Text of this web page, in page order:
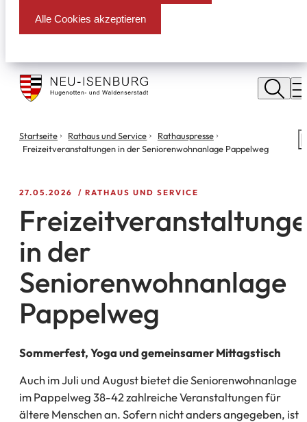
Alle Cookies akzeptieren
Stadt
Neu
Isenburg
Sie
befinden
Startseite Rathaus und Service
Rathauspresse
Freizeitveranstaltungen in der Seniorenwohnanlage Pappelweg
27.05.2026 RATHAUS UND SERVICE
in der
Seniorenwohnanlage
Pappelweg
Sommerfest, Yoga und gemeinsamer Mittagstisch
Auch im Juli und August bietet die Seniorenwohnanlage
im Pappelweg 38-42 zahlreiche Veranstaltungen für
ältere Menschen an. Sofern nicht anders angegeben, ist